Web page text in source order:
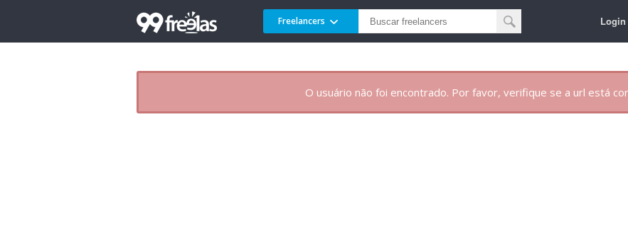
Freelancers Login
O usuário não foi encontrado. Por favor, verifique se a url está